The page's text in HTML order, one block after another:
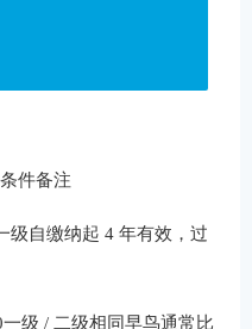
件备注
级自缴纳起 4 年有效，过
级 / 二级相同早鸟通常比